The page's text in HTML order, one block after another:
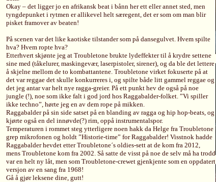
Okay – det ligger jo en afrikansk beat i bånn her ett eller annet sted, men
tyngdepunket i rytmen er allikevel helt særegent, det er som om man blir
pisket framover av beaten!
På scenen var det like kaotiske tilstander som på dansegulvet. Hvem spilte
hva? Hvem ropte hva?
Etterhvert skjønte jeg at Troubletone brukte lydeffekter til å krydre settene
sine med (tåkelurer, maskingevær, laserpistoler, sirener), og da ble det lettere
å skjelne mellom de to kombattantene. Troubletone virket fokuserte på at
det var reggae det skulle konkurreres i, og spilte både litt gammel reggae og
det jeg antar var helt nye ragga-greier. På ett punkt hev de også på noe
jungle (!), noe som ikke falt i god jord hos Raggabalder-folket. ”Vi spiller
ikke techno”, hørte jeg en av dem rope på mikken.
Raggabalder på sin side satset på en blanding av ragga og hip hop-beats, og
kjørte også en del innøvde(?) rim, oppå instrumentalspor.
Temperaturen i rommet steg ytterligere noen hakk da Helge fra Troubletone
grep mikrofonen og holdt ”Historie-time” for Raggabalder! Visstnok hadde
Raggabalder hevdet etter Troubletone´s oldies-sett at de kom fra 2012,
mens Troubletone kom fra 2002. Så satte de visst på noe de selv må ha trodd
var en helt ny låt, men som Troubletone-crewet gjenkjente som en oppdatert
versjon av en sang fra 1968!
Gå å gjør leksene dine, gutt!